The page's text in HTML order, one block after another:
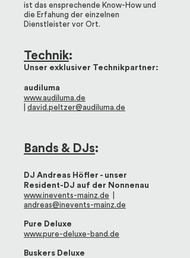
ist das ensprechende Know-How und
die Erfahung der einzelnen
Dienstleister vor Ort.
Technik:
Unser exklusiver Technikpartner:
audiluma
www.audiluma.de
david.peltzer@audiluma.de
Bands & DJs:
DJ Andreas Höfler - unser
Resident-DJ auf der Nonnenau
www.inevents-mainz.de
andreas@inevents-mainz.de
Pure Deluxe
www.pure-deluxe-band.de
Buskers Deluxe